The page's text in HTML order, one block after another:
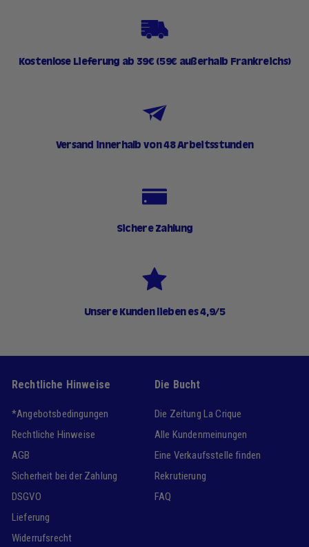
Kostenlose Lieferung ab 39€ (59€ außerhalb Frankreichs)
Versand innerhalb von 48 Arbeitsstunden
Sichere Zahlung
Unsere Kunden lieben es 4,9/5
Rechtliche Hinweise
*Angebotsbedingungen
Rechtliche Hinweise
AGB
Sicherheit bei der Zahlung
DSGVO
Lieferung
Widerrufsrecht
Die Bucht
Die Zeitung La Crique
Alle Kundenmeinungen
Eine Verkaufsstelle finden
Rekrutierung
FAQ